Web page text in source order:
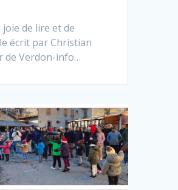
de lire et de
écrit par Christian
de Verdon-info…